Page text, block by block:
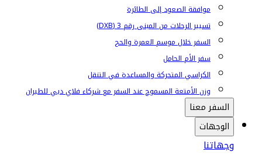
موافقة الصعود إلى الطائرة
تسيير الرحلات من المبنى رقم 3 (DXB)
السفر خلال موسم العمرة والحج
سفر الأم الحامل
الكراسي المتحركة والمساعدة في التنقل
وزن الأمتعة المسموح عند السفر مع شركاء فلاي دبي للطيران
السفر معنا
الوجهات
وجهاتنا